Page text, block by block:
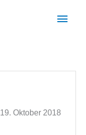
19. Oktober 2018